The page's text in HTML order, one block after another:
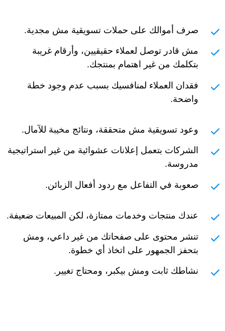
صرف أموالك على حملات تسويقية مش مجدية.
مش قادر توصل لعملاء حقيقيين، وأرقام غريبة
بتكلمك من غير اهتمام بمنتجك.
فقدان العملاء لمنافسيك بسبب عدم وجود خطة
واضحة.
وعود تسويقية مش متحققة، ونتائج مخيبة للآمال.
الشركات بتعمل إعلانات عشوائية من غير استراتيجية
مدروسة.
صعوبة في التفاعل مع ردود أفعال الزبائن.
عندك منتجات وخدمات ممتازة، لكن المبيعات ضعيفة.
تنشر محتوى على صفحاتك من غير داعي، ومش
بتحفز الجمهور على اتخاذ أي خطوة.
نشاطك ثابت ومش بيكبر، ومحتاج تغيير.